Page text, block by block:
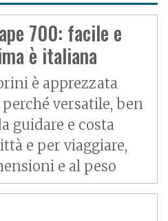
700: facile e
è italiana
è apprezzata
versatile, ben
guidare e costa
e per viaggiare,
e al peso